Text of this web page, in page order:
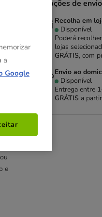
e
Opções de envio
Recolha em
Disponível
Poderá
lojas
GRÁTIS,com
Envio ao
Disponível
Entrega entre
GRÁTIS a
a
Google